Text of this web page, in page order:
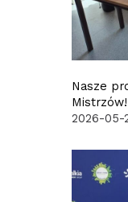
Nasze
Mistrzów!
2026-05-